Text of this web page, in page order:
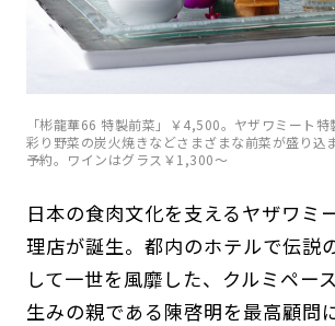
「彬龍華66 特製前菜」￥4,500。ヤザワミート
彩り野菜の炭火焼きなどさまざまな前菜が盛り込
予約。ワインはグラス￥1,300〜
日本の食肉文化を支えるヤザワミ
理店が誕生。都内のホテルで伝説
して一世を風靡した、クルミペー
生みの親である陳啓明を最高顧問